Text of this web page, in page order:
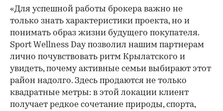
«Для успешной работы брокера важно не
только знать характеристики проекта, но и
понимать образ жизни будущего покупателя.
Sport Wellness Day позволил нашим партнерам
лично почувствовать ритм Крылатского и
увидеть, почему активные семьи выбирают этот
район надолго. Здесь продаются не только
квадратные метры: в этой локации клиент
получает редкое сочетание природы, спорта,